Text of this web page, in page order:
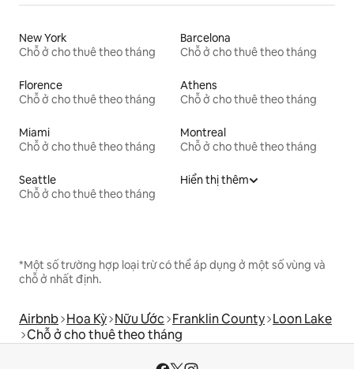
New York
Chỗ ở cho thuê theo tháng
Barcelona
Chỗ ở cho thuê theo tháng
Florence
Chỗ ở cho thuê theo tháng
Athens
Chỗ ở cho thuê theo tháng
Miami
Chỗ ở cho thuê theo tháng
Montreal
Chỗ ở cho thuê theo tháng
Seattle
Chỗ ở cho thuê theo tháng
Hiển thị thêm
*Một số trường hợp loại trừ có thể áp dụng ở một số vùng và
chỗ ở nhất định.
Airbnb Hoa Kỳ Nữu Ước Franklin County Loon Lake
Chỗ ở cho thuê theo tháng